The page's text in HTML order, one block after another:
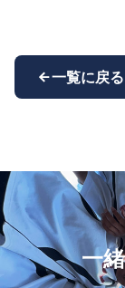
一覧に戻る
一